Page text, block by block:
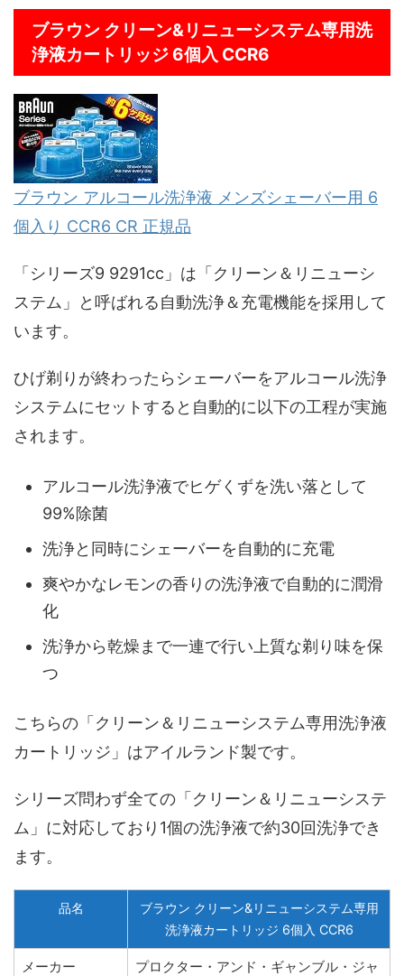
ブラウン クリーン&リニューシステム専用洗
浄液カートリッジ 6個入 CCR6
ブラウン アルコール洗浄液 メンズシェーバー用 6
個入り CCR6 CR 正規品
「シリーズ9 9291cc」は「クリーン＆リニューシ
ステム」と呼ばれる自動洗浄＆充電機能を採用して
います。
ひげ剃りが終わったらシェーバーをアルコール洗浄
システムにセットすると自動的に以下の工程が実施
されます。
アルコール洗浄液でヒゲくずを洗い落として
99%除菌
洗浄と同時にシェーバーを自動的に充電
爽やかなレモンの香りの洗浄液で自動的に潤滑
化
洗浄から乾燥まで一連で行い上質な剃り味を保
つ
こちらの「クリーン＆リニューシステム専用洗浄液
カートリッジ」はアイルランド製です。
シリーズ問わず全ての「クリーン＆リニューシステ
ム」に対応しており1個の洗浄液で約30回洗浄でき
ます。
品名
ブラウン クリーン&リニューシステム専用
洗浄液カートリッジ 6個入 CCR6
メーカー
プロクター・アンド・ギャンブル・ジャ